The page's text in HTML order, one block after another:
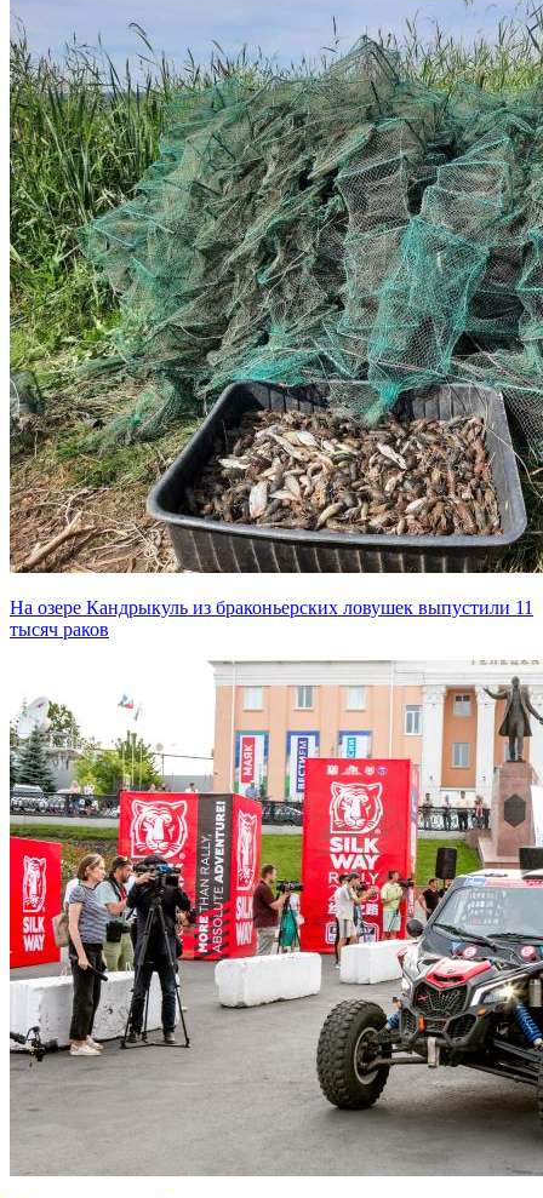
На озере Кандрыкуль из браконьерских ловушек выпустили 11
тысяч раков